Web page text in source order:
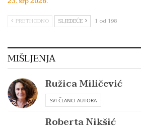
PRETHODNO SLJEDEĆE 1 od 198
MIŠLJENJA
Ružica Miličević
SVI ČLANCI AUTORA
Roberta Nikšić